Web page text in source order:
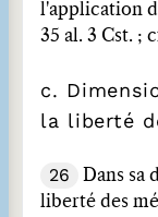
l'application
35 al. 3 Cst. ;
c.
la liberté
26
Dans
liberté des